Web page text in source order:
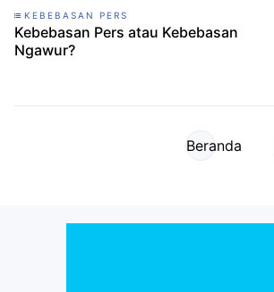
KEBEBASAN PERS
Kebebasan Pers atau Kebebasan
Ngawur?
Beranda